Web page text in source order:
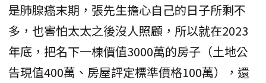
是肺腺癌末期，張先生擔心自己的日子所剩不
多，也害怕太太之後沒人照顧，所以就在2023
年底，把名下一棟價值3000萬的房子（土地公
告現值400萬、房屋評定標準價格100萬），還